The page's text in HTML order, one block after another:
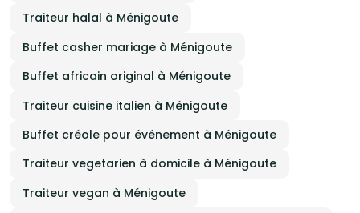
Traiteur halal à Ménigoute
Buffet casher mariage à Ménigoute
Buffet africain original à Ménigoute
Traiteur cuisine italien à Ménigoute
Buffet créole pour événement à Ménigoute
Traiteur vegetarien à domicile à Ménigoute
Traiteur vegan à Ménigoute